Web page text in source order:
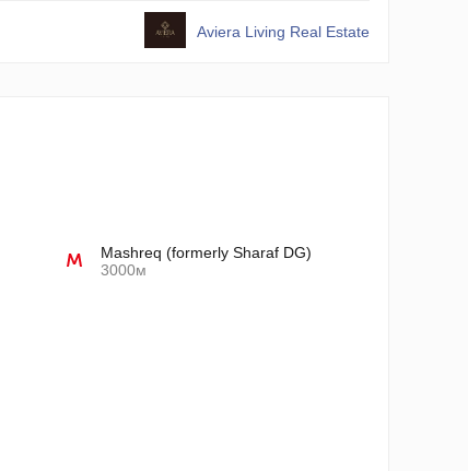
Aviera Living Real Estate
Mashreq (formerly Sharaf DG)
3000м